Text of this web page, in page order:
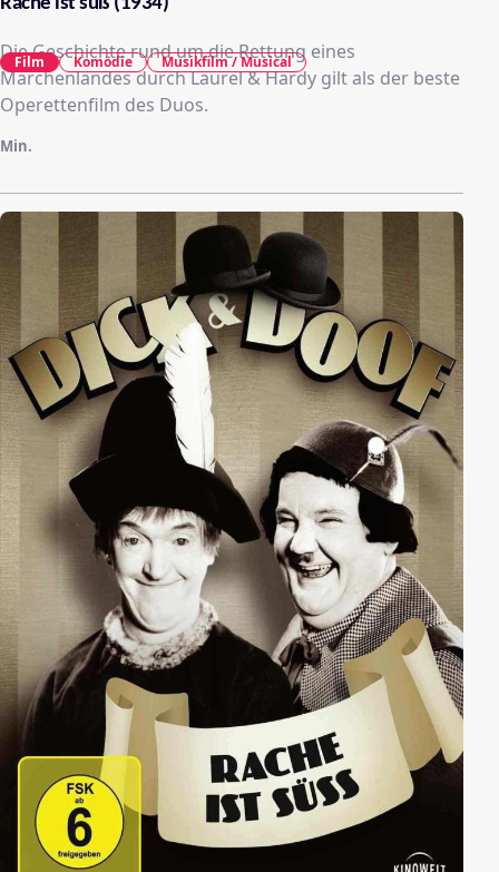
Die Geschichte rund um die Rettung eines
Märchenlandes durch Laurel & Hardy gilt als der beste
Operettenfilm des Duos.
Min.
Film Komödie Musikfilm / Musical